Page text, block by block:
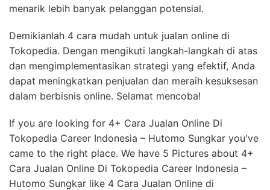
menarik lebih banyak pelanggan potensial.
Demikianlah 4 cara mudah untuk jualan online di
Tokopedia. Dengan mengikuti langkah-langkah di atas
dan mengimplementasikan strategi yang efektif, Anda
dapat meningkatkan penjualan dan meraih kesuksesan
dalam berbisnis online. Selamat mencoba!
If you are looking for 4+ Cara Jualan Online Di
Tokopedia Career Indonesia – Hutomo Sungkar you've
came to the right place. We have 5 Pictures about 4+
Cara Jualan Online Di Tokopedia Career Indonesia –
Hutomo Sungkar like 4 Cara Jualan Online di